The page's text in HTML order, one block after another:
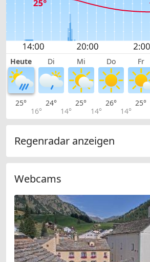
Heute Di Mi Do Fr
25°
16°
24°
14°
25°
14°
26°
14°
25°
Regenradar anzeigen
Webcams